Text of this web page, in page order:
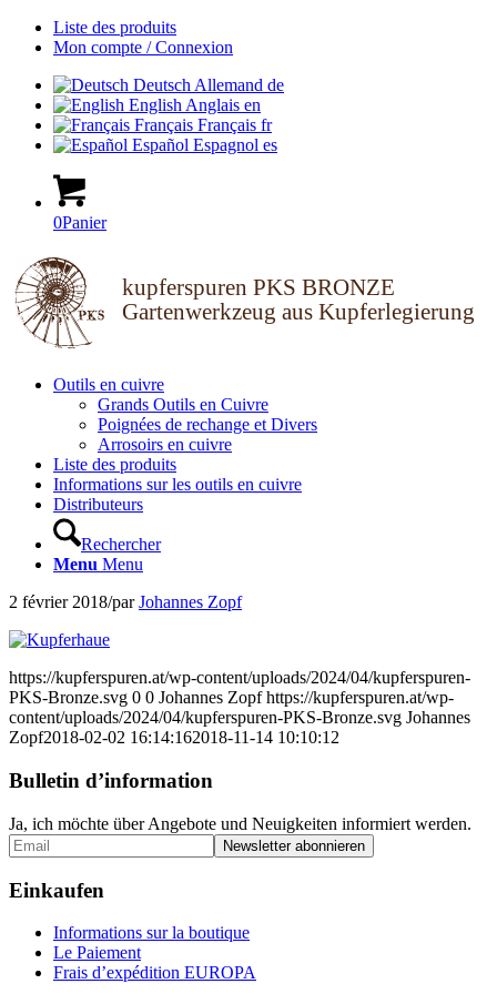
Liste des produits
Mon compte / Connexion
Deutsch Allemand de
English Anglais en
Français Français fr
Español Espagnol es
0Panier
kupferspuren PKS BRONZE
Gartenwerkzeug aus Kupferlegierung
Outils en cuivre
Grands Outils en Cuivre
Poignées de rechange et Divers
Arrosoirs en cuivre
Liste des produits
Informations sur les outils en cuivre
Distributeurs
Rechercher
Menu Menu
2 février 2018/parJohannes Zopf
https://kupferspuren.at/wp-content/uploads/2024/04/kupferspuren-
PKS-Bronze.svg 0 0 Johannes Zopf https://kupferspuren.at/wp-
content/uploads/2024/04/kupferspuren-PKS-Bronze.svg Johannes
Zopf2018-02-02 16:14:162018-11-14 10:10:12
Bulletin d’information
Ja, ich möchte über Angebote und Neuigkeiten informiert werden.
Einkaufen
Informations sur la boutique
Le Paiement
Frais d’expédition EUROPA